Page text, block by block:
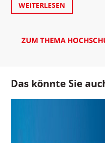
WEITERLESEN
ZUM THEMA
Das könnte Sie